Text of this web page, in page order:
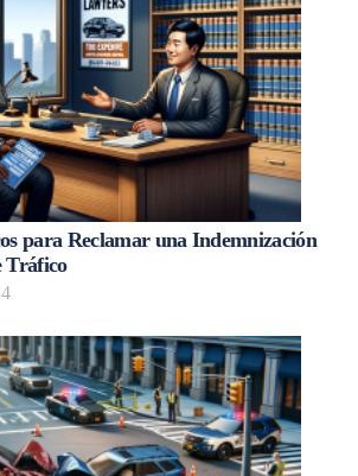
para Reclamar una Indemnización
Tráfico